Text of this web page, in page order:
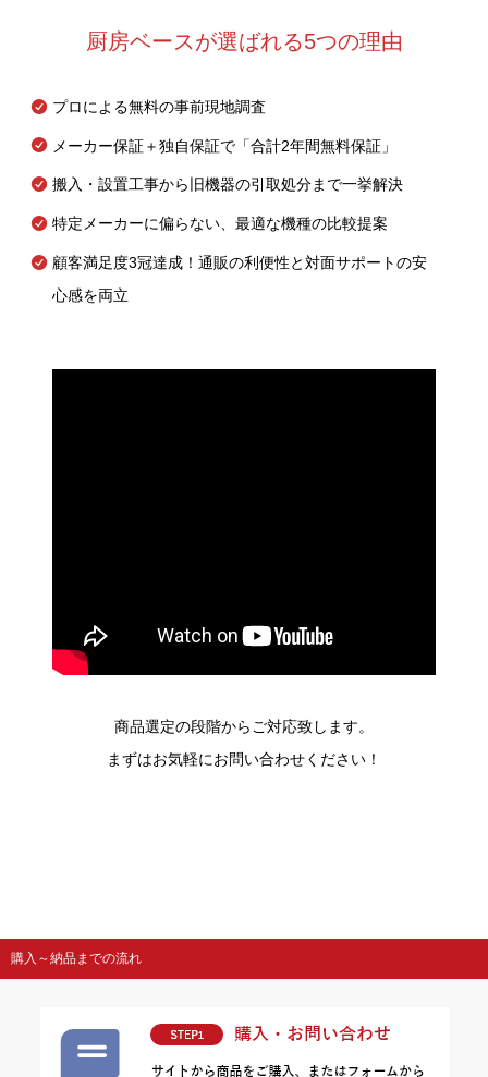
厨房ベースが選ばれる5つの理由
プロによる無料の事前現地調査
メーカー保証＋独自保証で「合計2年間無料保証」
搬入・設置工事から旧機器の引取処分まで一挙解決
特定メーカーに偏らない、最適な機種の比較提案
顧客満足度3冠達成！通販の利便性と対面サポートの安
心感を両立
商品選定の段階からご対応致します。
まずはお気軽にお問い合わせください！
購入～納品までの流れ